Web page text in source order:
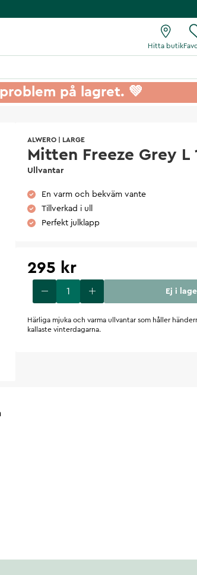
Hitta butik
på lagret. 💚
ALWERO LARGE
Mitten Freeze Grey L
Ullvantar
En varm och bekväm vante
Tillverkad i ull
Perfekt julklapp
295 kr
Ej i
Härliga mjuka och varma ullvantar som håller
kallaste vinterdagarna.